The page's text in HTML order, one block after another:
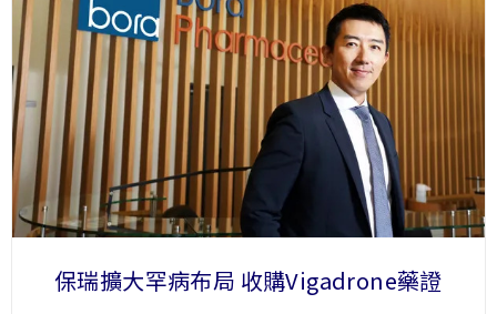
保瑞擴大罕病布局 收購Vigadrone藥證